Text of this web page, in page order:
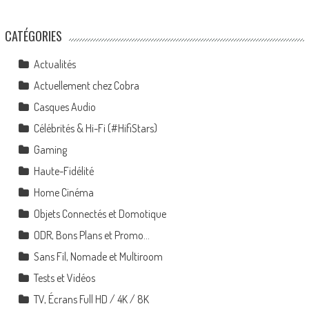
CATÉGORIES
Actualités
Actuellement chez Cobra
Casques Audio
Célébrités & Hi-Fi (#HifiStars)
Gaming
Haute-Fidélité
Home Cinéma
Objets Connectés et Domotique
ODR, Bons Plans et Promo…
Sans Fil, Nomade et Multiroom
Tests et Vidéos
TV, Écrans Full HD / 4K / 8K